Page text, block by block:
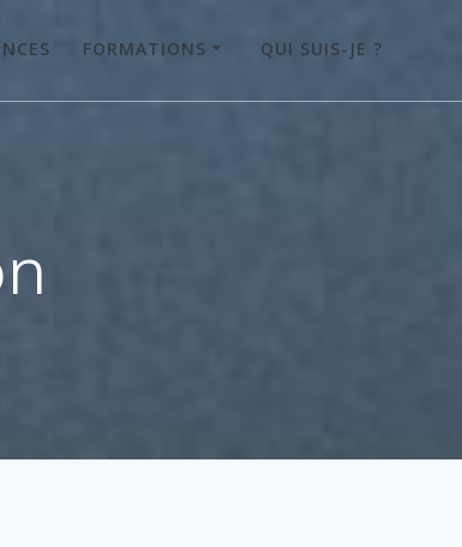
FORMATIONS QUI SUIS-JE ?